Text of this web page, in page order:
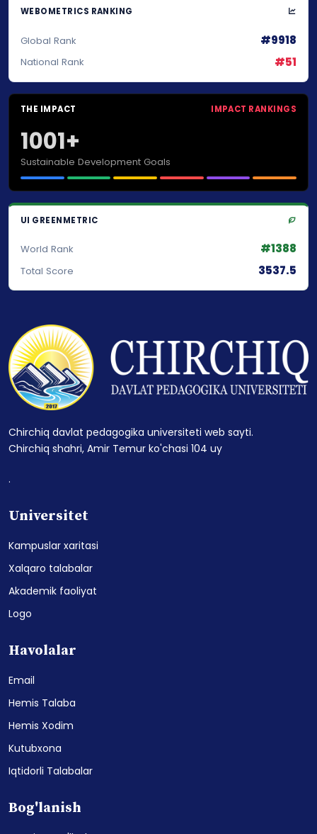
WEBOMETRICS RANKING
Global Rank #9918
National Rank #51
THE IMPACT IMPACT RANKINGS
1001+
Sustainable Development Goals
UI GREENMETRIC
World Rank #1388
Total Score 3537.5
Chirchiq davlat pedagogika universiteti web sayti.
Chirchiq shahri, Amir Temur ko'chasi 104 uy
.
Universitet
Kampuslar xaritasi
Xalqaro talabalar
Akademik faoliyat
Logo
Havolalar
Email
Hemis Talaba
Hemis Xodim
Kutubxona
Iqtidorli Talabalar
Bog'lanish